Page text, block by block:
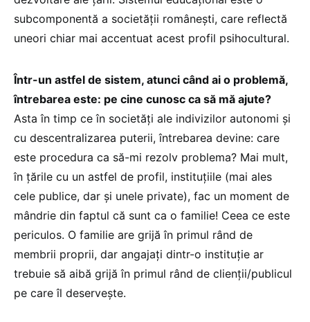
subcomponentă a societății românești, care reflectă
uneori chiar mai accentuat acest profil psihocultural.
Într-un astfel de sistem, atunci când ai o problemă,
întrebarea este: pe cine cunosc ca să mă ajute?
Asta în timp ce în societăți ale indivizilor autonomi și
cu descentralizarea puterii, întrebarea devine: care
este procedura ca să-mi rezolv problema? Mai mult,
în țările cu un astfel de profil, instituțiile (mai ales
cele publice, dar și unele private), fac un moment de
mândrie din faptul că sunt ca o familie! Ceea ce este
periculos. O familie are grijă în primul rând de
membrii proprii, dar angajați dintr-o instituție ar
trebuie să aibă grijă în primul rând de clienții/publicul
pe care îl deservește.